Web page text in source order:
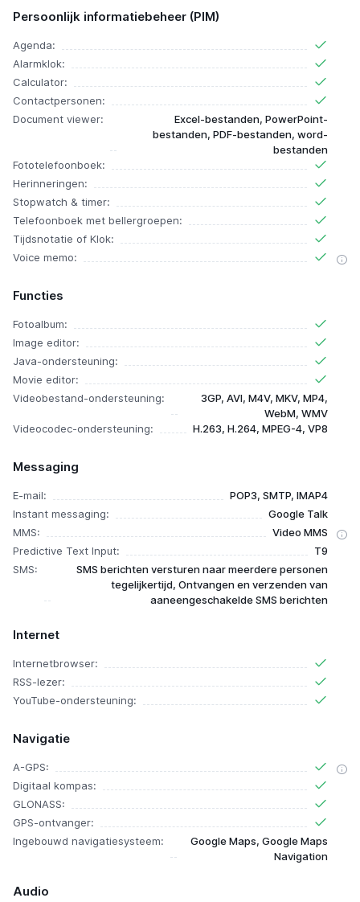
Persoonlijk informatiebeheer (PIM)
Agenda:
Alarmklok:
Calculator:
Contactpersonen:
Document viewer:
Excel-bestanden, PowerPoint-
bestanden, PDF-bestanden, word-
bestanden
Fototelefoonboek:
Herinneringen:
Stopwatch & timer:
Telefoonboek met bellergroepen:
Tijdsnotatie of Klok:
Voice memo:
Functies
Fotoalbum:
Image editor:
Java-ondersteuning:
Movie editor:
Videobestand-ondersteuning:
3GP, AVI, M4V, MKV, MP4,
WebM, WMV
Videocodec-ondersteuning:
H.263, H.264, MPEG-4, VP8
Messaging
E-mail:
POP3, SMTP, IMAP4
Instant messaging:
Google Talk
MMS:
Video MMS
Predictive Text Input:
T9
SMS:
SMS berichten versturen naar meerdere personen
tegelijkertijd, Ontvangen en verzenden van
aaneengeschakelde SMS berichten
Internet
Internetbrowser:
RSS-lezer:
YouTube-ondersteuning:
Navigatie
A-GPS:
Digitaal kompas:
GLONASS:
GPS-ontvanger:
Ingebouwd navigatiesysteem:
Google Maps, Google Maps
Navigation
Audio